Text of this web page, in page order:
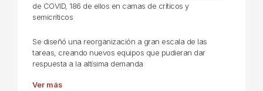
de COVID, 186 de ellos en camas de críticos y
semicríticos
Se diseñó una reorganización a gran escala de las
tareas, creando nuevos equipos que pudieran dar
respuesta a la altísima demanda
Ver más